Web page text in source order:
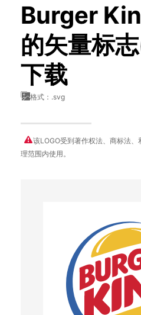
Burger
的矢量标
下载
格式：.svg
该LOGO受到著作权法、商标法
理范围内使用。